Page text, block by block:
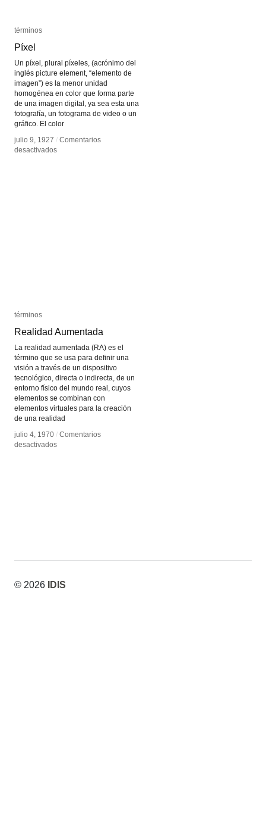
términos
Píxel
Un píxel, plural píxeles, (acrónimo del
inglés picture element, “elemento de
imagen”) es la menor unidad
homogénea en color que forma parte
de una imagen digital, ya sea esta una
fotografía, un fotograma de video o un
gráfico. El color
julio 9, 1927 / Comentarios
desactivadosen
términos
Píxel
julio 9, 1927 / Comentarios
desactivadosen
términos
Realidad Aumentada
La realidad aumentada (RA) es el
término que se usa para definir una
visión a través de un dispositivo
tecnológico, directa o indirecta, de un
entorno físico del mundo real, cuyos
elementos se combinan con
elementos virtuales para la creación
de una realidad
julio 4, 1970 / Comentarios
desactivadosen
términos
Realidad Aumentada
julio 4, 1970 / Comentarios
desactivadosen
© 2026 IDIS